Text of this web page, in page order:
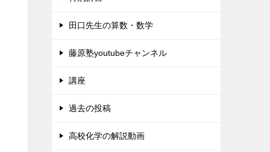
田口先生の算数・数学
藤原塾youtubeチャンネル
講座
過去の投稿
高校化学の解説動画